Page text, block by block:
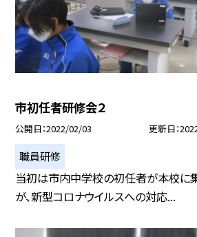
市初任者研修会２
公開日 2022/02/03 更新日
職員研修
当初は市内中学校の初任者が本校に
が、新型コロナウイルスへの対応...